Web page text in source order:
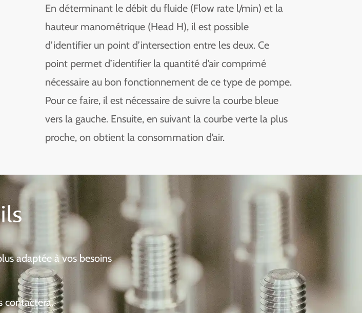
En déterminant le débit du fluide (Flow rate l/min) et la
hauteur manométrique (Head H), il est possible
d’identifier un point d’intersection entre les deux. Ce
point permet d’identifier la quantité d’air comprimé
nécessaire au bon fonctionnement de ce type de pompe.
Pour ce faire, il est nécessaire de suivre la courbe bleue
vers la gauche. Ensuite, en suivant la courbe verte la plus
proche, on obtient la consommation d’air.
adaptée à vos besoins
contactera.